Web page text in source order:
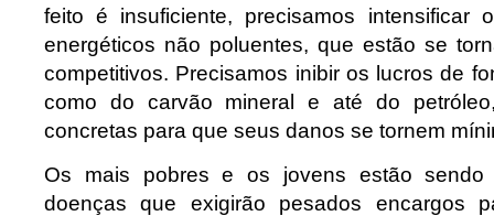
feito é insuficiente, precisamos intensificar
energéticos não poluentes, que estão se
competitivos. Precisamos inibir os lucros de
como do carvão mineral e até do
concretas para que seus danos se tornem
Os mais pobres e os jovens estão sendo
doenças que exigirão pesados encargos